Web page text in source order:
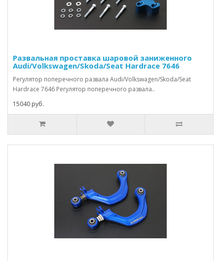
Развальная проставка шаровой заниженного
Audi/Volkswagen/Skoda/Seat Hardrace 7646
Регулятор поперечного развала Audi/Volkswagen/Skoda/Seat
Hardrace 7646 Регулятор поперечного развала..
15040 руб.